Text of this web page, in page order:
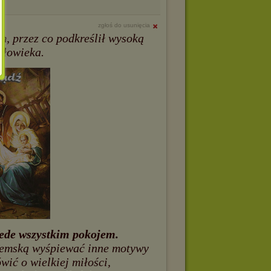
zgłoś do usunięcia
przez co podkreślił wysoką
wszystkim pokojem.
wyśpiewać inne motywy
o wielkiej miłości,